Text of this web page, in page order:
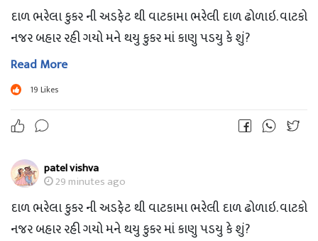
દાળ ભરેલા કુકર ની અડફેટ થી વાટકામા ભરેલી દાળ ઢોળાઇ. વાટકો
નજર બહાર રહી ગયો મને થયુ કુકર માં કાણુ પડયુ કે શું?
Read More
19 Likes
patel vishva
29 minutes ago
દાળ ભરેલા કુકર ની અડફેટ થી વાટકામા ભરેલી દાળ ઢોળાઇ. વાટકો
નજર બહાર રહી ગયો મને થયુ કુકર માં કાણુ પડયુ કે શું?